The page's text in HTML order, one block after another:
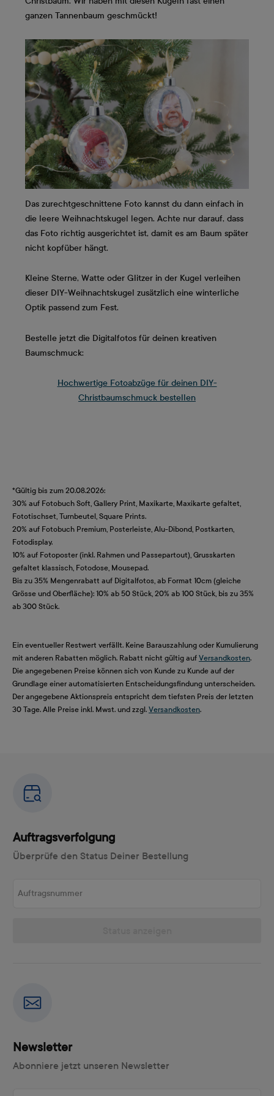
ganzen Tannenbaum geschmückt!
Das zurechtgeschnittene Foto kannst du dann einfach in
die leere Weihnachtskugel legen. Achte nur darauf, dass
das Foto richtig ausgerichtet ist, damit es am Baum später
nicht kopfüber hängt.
Kleine Sterne, Watte oder Glitzer in der Kugel verleihen
dieser DIY-Weihnachtskugel zusätzlich eine winterliche
Optik passend zum Fest.
Bestelle jetzt die Digitalfotos für deinen kreativen
Baumschmuck:
Hochwertige Fotoabzüge für deinen DIY-
Christbaumschmuck bestellen
*Gültig bis zum 20.08.2026:
30% auf Fotobuch Soft, Gallery Print, Maxikarte, Maxikarte gefaltet,
Fototischset, Turnbeutel, Square Prints.
20% auf Fotobuch Premium, Posterleiste, Alu-Dibond, Postkarten,
Fotodisplay.
10% auf Fotoposter (inkl. Rahmen und Passepartout), Grusskarten
gefaltet klassisch, Fotodose, Mousepad.
Bis zu 35% Mengenrabatt auf Digitalfotos, ab Format 10cm (gleiche
Grösse und Oberfläche): 10% ab 50 Stück, 20% ab 100 Stück, bis zu 35%
ab 300 Stück.
Ein eventueller Restwert verfällt. Keine Barauszahlung oder Kumulierung
mit anderen Rabatten möglich. Rabatt nicht gültig auf Versandkosten.
Die angegebenen Preise können sich von Kunde zu Kunde auf der
Grundlage einer automatisierten Entscheidungsfindung unterscheiden.
Der angegebene Aktionspreis entspricht dem tiefsten Preis der letzten
30 Tage. Alle Preise inkl. Mwst. und zzgl. Versandkosten.
Auftragsverfolgung
Überprüfe den Status Deiner Bestellung
Newsletter
Abonniere jetzt unseren Newsletter